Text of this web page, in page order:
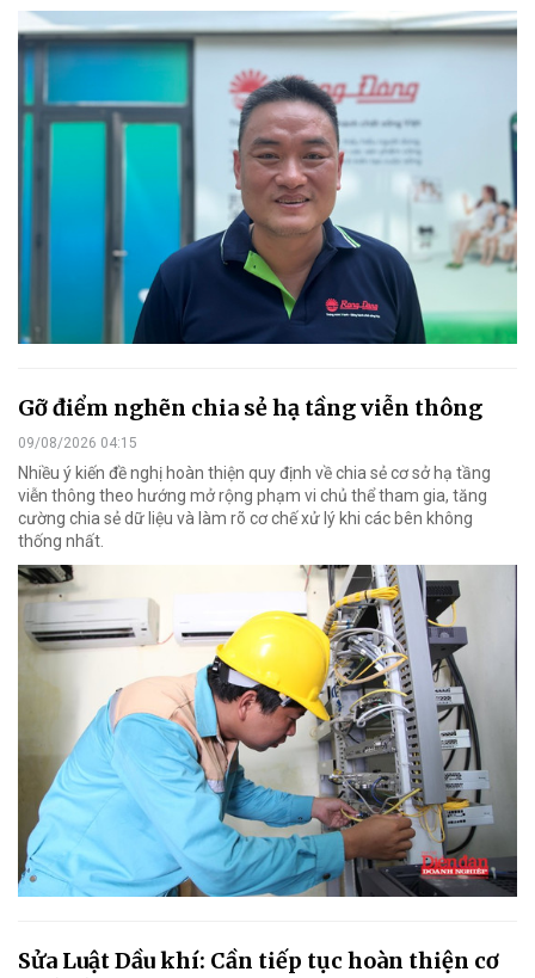
Gỡ điểm nghẽn chia sẻ hạ tầng viễn thông
09/08/2026 04:15
Nhiều ý kiến đề nghị hoàn thiện quy định về chia sẻ cơ sở hạ tầng
viễn thông theo hướng mở rộng phạm vi chủ thể tham gia, tăng
cường chia sẻ dữ liệu và làm rõ cơ chế xử lý khi các bên không
thống nhất.
Sửa Luật Dầu khí: Cần tiếp tục hoàn thiện cơ